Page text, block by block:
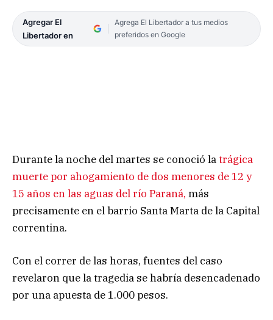
Agregar El
Libertador en
Agrega El Libertador a tus medios
preferidos en Google
Durante la noche del martes se conoció latrágica
muerte por ahogamiento de dos menores de 12 y
15 años en las aguas del río Paraná, más
precisamente en el barrio Santa Marta de la Capital
correntina.
Con el correr de las horas, fuentes del caso
revelaron que la tragedia se habría desencadenado
por una apuesta de 1.000 pesos.